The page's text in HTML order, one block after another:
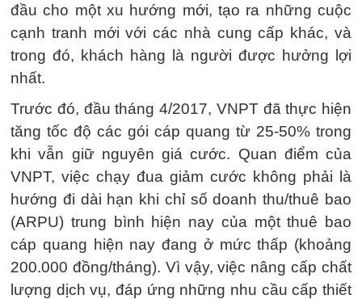
đầu cho một xu hướng mới, tạo ra những cuộc
cạnh tranh mới với các nhà cung cấp khác, và
trong đó, khách hàng là người được hưởng lợi
nhất.
Trước đó, đầu tháng 4/2017, VNPT đã thực hiện
tăng tốc độ các gói cáp quang từ 25-50% trong
khi vẫn giữ nguyên giá cước. Quan điểm của
VNPT, việc chạy đua giảm cước không phải là
hướng đi dài hạn khi chỉ số doanh thu/thuê bao
(ARPU) trung bình hiện nay của một thuê bao
cáp quang hiện nay đang ở mức thấp (khoảng
200.000 đồng/tháng). Vì vậy, việc nâng cấp chất
lượng dịch vụ, đáp ứng những nhu cầu cấp thiết